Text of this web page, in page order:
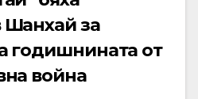
Шанхай за
годишнината от
война